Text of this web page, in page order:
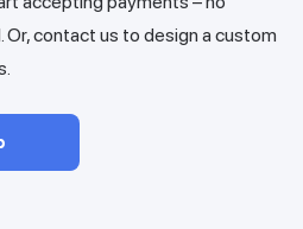
Or, contact us to design a custom